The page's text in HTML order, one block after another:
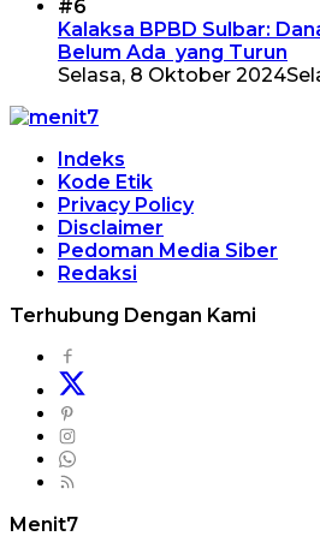
#6
Kalaksa BPBD Sulbar:
Belum Ada yang Turun
Selasa, 8 Oktober 2024
Indeks
Kode Etik
Privacy Policy
Disclaimer
Pedoman Media Siber
Redaksi
Terhubung Dengan Kami
Menit7